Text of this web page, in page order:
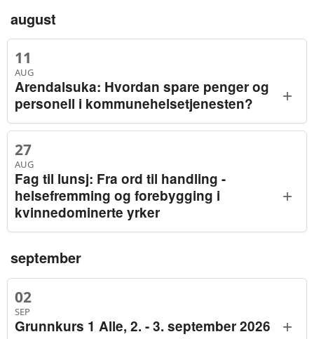
august
11
AUG
Arendalsuka: Hvordan spare penger og
personell i kommunehelsetjenesten?
+
27
AUG
Fag til lunsj: Fra ord til handling -
helsefremming og forebygging i
kvinnedominerte yrker
+
september
02
SEP
Grunnkurs 1 Alle, 2. - 3. september 2026 +